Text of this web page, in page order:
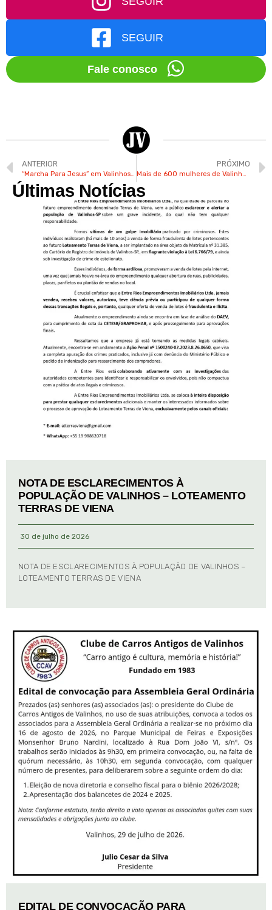
SEGUIR
Fale conosco
ANTERIOR
“Marcha Para Jesus” em Valinhos terá show de Ana Nóbrega neste sábado
PRÓXIMO
Mais de 600 mulheres de Valinhos já foram atendidas pela GCM em 1 ano
Últimas Notícias
NOTA DE ESCLARECIMENTOS À
POPULAÇÃO DE VALINHOS – LOTEAMENTO
TERRAS DE VIENA
30 de julho de 2026
NOTA DE ESCLARECIMENTOS À POPULAÇÃO DE VALINHOS –
LOTEAMENTO TERRAS DE VIENA
EDITAL DE CONVOCAÇÃO PARA